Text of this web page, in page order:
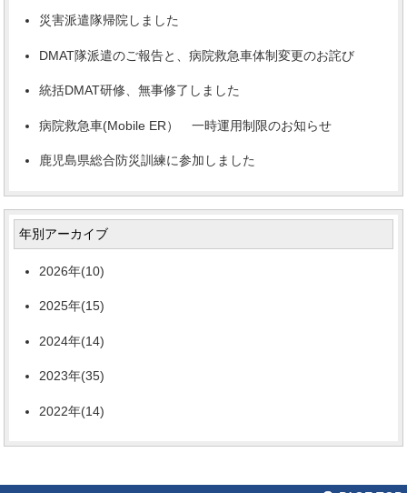
災害派遣隊帰院しました
DMAT隊派遣のご報告と、病院救急車体制変更のお詫び
統括DMAT研修、無事修了しました
病院救急車(Mobile ER） 一時運用制限のお知らせ
鹿児島県総合防災訓練に参加しました
年別アーカイブ
2026年(10)
2025年(15)
2024年(14)
2023年(35)
2022年(14)